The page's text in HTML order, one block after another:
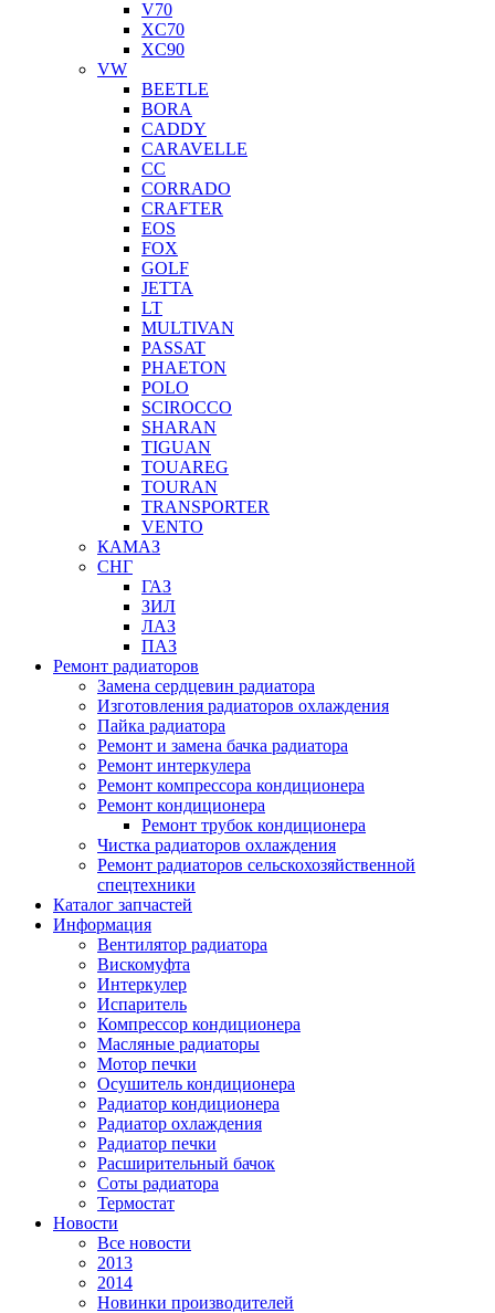
V70
XC70
XC90
VW
BEETLE
BORA
CADDY
CARAVELLE
CC
CORRADO
CRAFTER
EOS
FOX
GOLF
JETTA
LT
MULTIVAN
PASSAT
PHAETON
POLO
SCIROCCO
SHARAN
TIGUAN
TOUAREG
TOURAN
TRANSPORTER
VENTO
КАМАЗ
СНГ
ГАЗ
ЗИЛ
ЛАЗ
ПАЗ
Ремонт радиаторов
Замена сердцевин радиатора
Изготовления радиаторов охлаждения
Пайка радиатора
Ремонт и замена бачка радиатора
Ремонт интеркулера
Ремонт компрессора кондиционера
Ремонт кондиционера
Ремонт трубок кондиционера
Чистка радиаторов охлаждения
Ремонт радиаторов сельскохозяйственной
спецтехники
Каталог запчастей
Информация
Вентилятор радиатора
Вискомуфта
Интеркулер
Испаритель
Компрессор кондиционера
Масляные радиаторы
Мотор печки
Осушитель кондиционера
Радиатор кондиционера
Радиатор охлаждения
Радиатор печки
Расширительный бачок
Соты радиатора
Термостат
Новости
Все новости
2013
2014
Новинки производителей